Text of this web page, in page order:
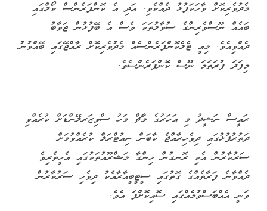
މެދުވެރިކޮށް ވާހަކަފުޅު ދެއްކެވި. އަދި އެ ކޮންފަރެންސް ކޯލްގައި
ބައެއް ނޫސްވެރިންގެ ސުވާލުތަކަ ވެސް އެ ބޭފުޅުން ޖަވާބު
ދެއްވިއެވެ. މިއީ ޓެލެކޮންފަރެންސެއް މެދުވެރިކޮށް ރާއްޖޭގައި ބޭއްވުނު
މިފަދަ ފުރަތަމަ ނޫސް ކޮންފަރެންސެވެ.
ރައީސް ނަޝީދު މި އަހަރުގެ މާޗް މަހު ސްވިޒަރލޭންޑަށް ކުރެއްވި
ދަތުރުފުޅުގައި ދިވެހިރާއްޖެ ކާބަން ނިއުޓްރަލް ކުރެއްވުމަށް
ސަރުކާރުން އެކި ރޮނގުން ހިންގާ މަޝްރޫއުތަކުގައި އެހީތެރިވެ
ދެއްވާނެ ފަރާތެއްގެ ގޮތުގައި ސީޓީބީއާރާއެކު ދިވެހި ސަރުކާރުން
ވަނީ އެއްބަސްވުމެއްގައި ސޮއިކޮށްފަ އެވެ.